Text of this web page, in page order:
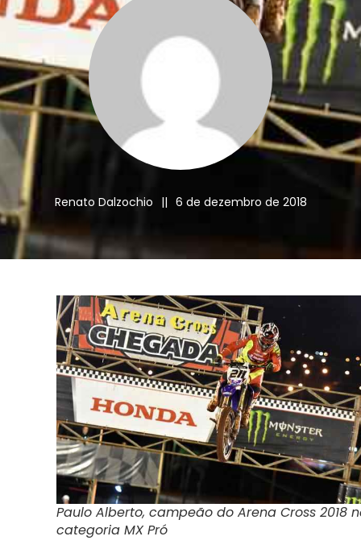
Renato Dalzochio || 6 de dezembro de 2018
Paulo Alberto, campeão do Arena Cross 2018
categoria MX Pró